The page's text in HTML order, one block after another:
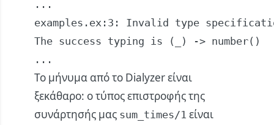
...
examples.ex:3: Invalid type
The success typing is (_) -> number()
...
Το μήνυμα από το Dialyzer είναι
ξεκάθαρο: ο τύπος επιστροφής της
συνάρτησής μας sum_times/1 είναι